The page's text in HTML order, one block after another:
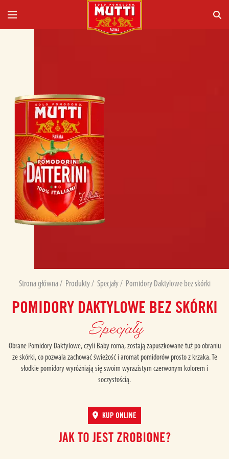
Strona główna/ Produkty/ Specjały/ Pomidory Daktylowe bez skórki
POMIDORY DAKTYLOWE BEZ SKÓRKI
Specjały
Obrane Pomidory Daktylowe, czyli Baby roma, zostają zapuszkowane tuż po obraniu
ze skórki, co pozwala zachować świeżość i aromat pomidorów prosto z krzaka. Te
słodkie pomidory wyróżniają się swoim wyrazistym czerwonym kolorem i
soczystością.
KUP ONLINE
JAK TO JEST ZROBIONE?